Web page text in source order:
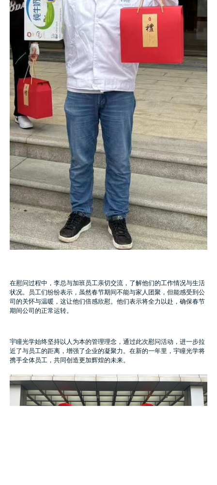
在慰问过程中，李总与加班员工亲切交流，了解他们的工作情况与生活
状况。员工们纷纷表示，虽然春节期间不能与家人团聚，但能感受到公
司的关怀与温暖，这让他们倍感欣慰。他们表示将全力以赴，确保春节
期间公司的正常运转。
宇瞳光学始终坚持以人为本的管理理念，通过此次慰问活动，进一步拉
近了与员工的距离，增强了企业的凝聚力。在新的一年里，宇瞳光学将
携手全体员工，共同创造更加辉煌的未来。